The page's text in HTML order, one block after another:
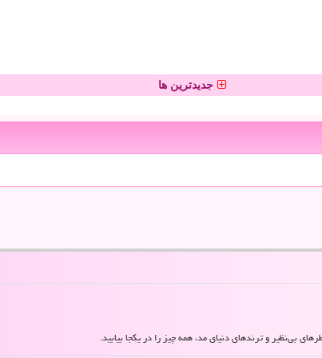
جدیدترین ها
بی‌نظیر و ترندهای دنیای مد، همه چیز را در یکجا بیابید.